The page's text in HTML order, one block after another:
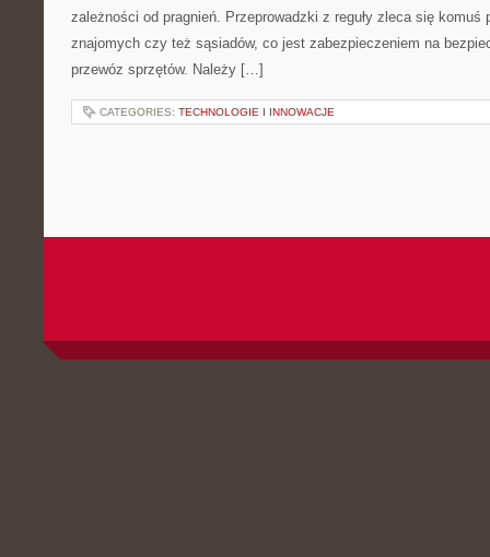
zależności od pragnień. Przeprowadzki z reguły zleca się komuś
znajomych czy też sąsiadów, co jest zabezpieczeniem na
przewóz sprzętów. Należy […]
CATEGORIES: TECHNOLOGIE I INNOWACJE